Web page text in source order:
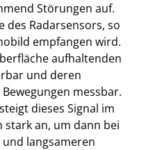
Störungen auf.
des Radarsensors, so
empfangen wird.
aufhaltenden
und deren
messbar.
dieses Signal im
stark an, um dann bei
langsameren